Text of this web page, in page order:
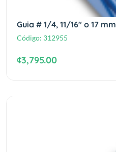
Guia # 1/4, 11/16" o 17 mm
Código: 312955
¢3,795.00